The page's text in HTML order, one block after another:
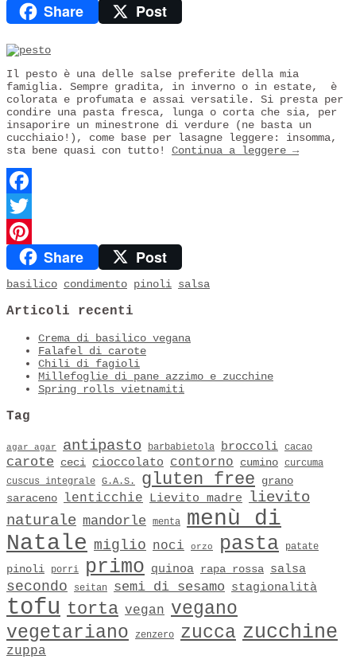
PinterestShare Post
Il pesto è una delle salse preferite della mia
famiglia. Sempre gradita, in inverno o in estate, è
colorata e profumata e assai versatile. Si presta per
condire una pasta fresca, lunga o corta che sia, per
insaporire un minestrone di verdure (ne basta un
cucchiaio!), come base per lasagne leggere: insomma,
sta bene quasi con tutto! Continua a leggere →
Facebook
Twitter
PinterestShare Post
basilico condimento pinoli salsa
Articoli recenti
Crema di basilico vegana
Falafel di carote
Chili di fagioli
Millefoglie di pane azzimo e zucchine
Spring rolls vietnamiti
Tag
agar agar antipasto barbabietola broccoli cacao
carote ceci cioccolato contorno cumino curcuma
cuscus integrale G.A.S. gluten free
grano
saraceno
lenticchie Lievito madre
lievito
naturale mandorle menta
menù di
Natale miglio noci orzo pasta patate
pinoli porri primo quinoa rapa rossa salsa
secondo seitan semi di sesamo stagionalità
tofu torta vegan vegano
vegetariano
zenzero zucca zucchine
zuppa